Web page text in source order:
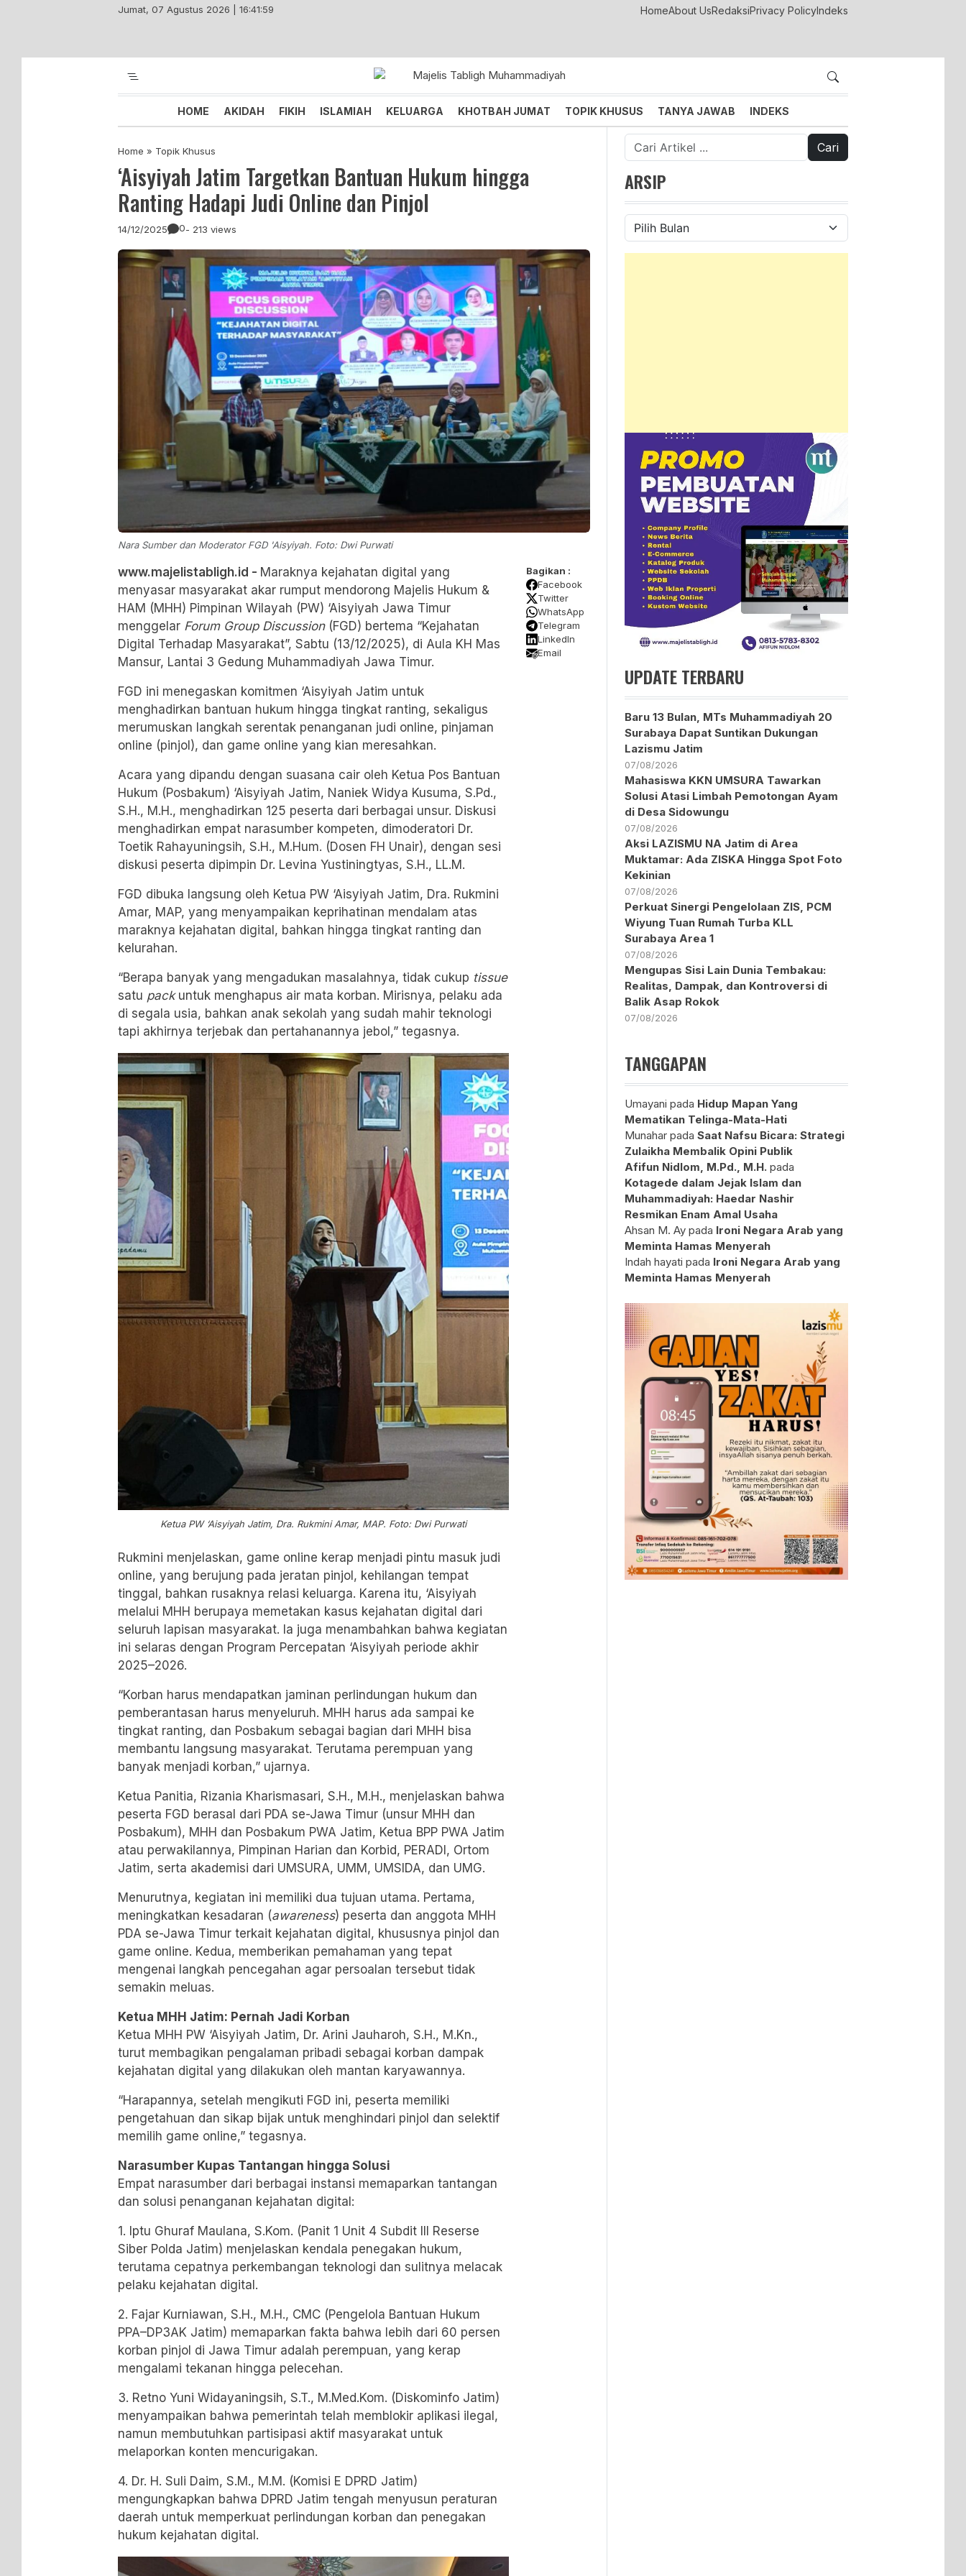
Jumat, 07 Agustus 2026 | 16:42:00 HomeAbout UsRedaksiPrivacy PolicyIndeks
Majelis Tabligh Muhammadiyah
Syiar Dakwah Islam Berkemajuan dan Menggembirakan
HOME AKIDAH FIKIH ISLAMIAH KELUARGA KHOTBAH JUMAT TOPIK KHUSUS TANYA JAWAB INDEKS
Home » Topik Khusus
‘Aisyiyah Jatim Targetkan Bantuan Hukum hingga
Ranting Hadapi Judi Online dan Pinjol
14/12/2025 0- 213 views
Nara Sumber dan Moderator FGD 'Aisyiyah. Foto: Dwi Purwati
www.majelistabligh.id - Maraknya kejahatan digital yang
menyasar masyarakat akar rumput mendorong Majelis Hukum &
HAM (MHH) Pimpinan Wilayah (PW) ‘Aisyiyah Jawa Timur
menggelar Forum Group Discussion(FGD) bertema “Kejahatan
Digital Terhadap Masyarakat”, Sabtu (13/12/2025), di Aula KH Mas
Mansur, Lantai 3 Gedung Muhammadiyah Jawa Timur.
FGD ini menegaskan komitmen ‘Aisyiyah Jatim untuk
menghadirkan bantuan hukum hingga tingkat ranting, sekaligus
merumuskan langkah serentak penanganan judi online, pinjaman
online (pinjol), dan game online yang kian meresahkan.
Acara yang dipandu dengan suasana cair oleh Ketua Pos Bantuan
Hukum (Posbakum) ‘Aisyiyah Jatim, Naniek Widya Kusuma, S.Pd.,
S.H., M.H., menghadirkan 125 peserta dari berbagai unsur. Diskusi
menghadirkan empat narasumber kompeten, dimoderatori Dr.
Toetik Rahayuningsih, S.H., M.Hum. (Dosen FH Unair), dengan sesi
diskusi peserta dipimpin Dr. Levina Yustiningtyas, S.H., LL.M.
FGD dibuka langsung oleh Ketua PW ‘Aisyiyah Jatim, Dra. Rukmini
Amar, MAP, yang menyampaikan keprihatinan mendalam atas
maraknya kejahatan digital, bahkan hingga tingkat ranting dan
kelurahan.
“Berapa banyak yang mengadukan masalahnya, tidak cukup tissue
satu packuntuk menghapus air mata korban. Mirisnya, pelaku ada
di segala usia, bahkan anak sekolah yang sudah mahir teknologi
tapi akhirnya terjebak dan pertahanannya jebol,” tegasnya.
Ketua PW ‘Aisyiyah Jatim, Dra. Rukmini Amar, MAP. Foto: Dwi Purwati
Rukmini menjelaskan, game online kerap menjadi pintu masuk judi
online, yang berujung pada jeratan pinjol, kehilangan tempat
tinggal, bahkan rusaknya relasi keluarga. Karena itu, ‘Aisyiyah
melalui MHH berupaya memetakan kasus kejahatan digital dari
seluruh lapisan masyarakat. Ia juga menambahkan bahwa kegiatan
ini selaras dengan Program Percepatan ‘Aisyiyah periode akhir
2025–2026.
“Korban harus mendapatkan jaminan perlindungan hukum dan
pemberantasan harus menyeluruh. MHH harus ada sampai ke
tingkat ranting, dan Posbakum sebagai bagian dari MHH bisa
membantu langsung masyarakat. Terutama perempuan yang
banyak menjadi korban,” ujarnya.
Ketua Panitia, Rizania Kharismasari, S.H., M.H., menjelaskan bahwa
peserta FGD berasal dari PDA se-Jawa Timur (unsur MHH dan
Posbakum), MHH dan Posbakum PWA Jatim, Ketua BPP PWA Jatim
atau perwakilannya, Pimpinan Harian dan Korbid, PERADI, Ortom
Jatim, serta akademisi dari UMSURA, UMM, UMSIDA, dan UMG.
Menurutnya, kegiatan ini memiliki dua tujuan utama. Pertama,
meningkatkan kesadaran (awareness) peserta dan anggota MHH
PDA se-Jawa Timur terkait kejahatan digital, khususnya pinjol dan
game online. Kedua, memberikan pemahaman yang tepat
mengenai langkah pencegahan agar persoalan tersebut tidak
semakin meluas.
Ketua MHH Jatim: Pernah Jadi Korban
Ketua MHH PW ‘Aisyiyah Jatim, Dr. Arini Jauharoh, S.H., M.Kn.,
turut membagikan pengalaman pribadi sebagai korban dampak
kejahatan digital yang dilakukan oleh mantan karyawannya.
“Harapannya, setelah mengikuti FGD ini, peserta memiliki
pengetahuan dan sikap bijak untuk menghindari pinjol dan selektif
memilih game online,” tegasnya.
Narasumber Kupas Tantangan hingga Solusi
Empat narasumber dari berbagai instansi memaparkan tantangan
dan solusi penanganan kejahatan digital:
1. Iptu Ghuraf Maulana, S.Kom. (Panit 1 Unit 4 Subdit III Reserse
Siber Polda Jatim) menjelaskan kendala penegakan hukum,
terutama cepatnya perkembangan teknologi dan sulitnya melacak
pelaku kejahatan digital.
2. Fajar Kurniawan, S.H., M.H., CMC (Pengelola Bantuan Hukum
PPA–DP3AK Jatim) memaparkan fakta bahwa lebih dari 60 persen
korban pinjol di Jawa Timur adalah perempuan, yang kerap
mengalami tekanan hingga pelecehan.
3. Retno Yuni Widayaningsih, S.T., M.Med.Kom. (Diskominfo Jatim)
menyampaikan bahwa pemerintah telah memblokir aplikasi ilegal,
namun membutuhkan partisipasi aktif masyarakat untuk
melaporkan konten mencurigakan.
4. Dr. H. Suli Daim, S.M., M.M. (Komisi E DPRD Jatim)
mengungkapkan bahwa DPRD Jatim tengah menyusun peraturan
daerah untuk memperkuat perlindungan korban dan penegakan
hukum kejahatan digital.
Bagikan :
Facebook
Twitter
WhatsApp
Telegram
LinkedIn
Email
Cari
untuk:
ARSIP
Arsip
UPDATE TERBARU
Baru 13 Bulan, MTs Muhammadiyah 20
Surabaya Dapat Suntikan Dukungan
Lazismu Jatim
07/08/2026
Mahasiswa KKN UMSURA Tawarkan
Solusi Atasi Limbah Pemotongan Ayam
di Desa Sidowungu
07/08/2026
Aksi LAZISMU NA Jatim di Area
Muktamar: Ada ZISKA Hingga Spot Foto
Kekinian
07/08/2026
Perkuat Sinergi Pengelolaan ZIS, PCM
Wiyung Tuan Rumah Turba KLL
Surabaya Area 1
07/08/2026
Mengupas Sisi Lain Dunia Tembakau:
Realitas, Dampak, dan Kontroversi di
Balik Asap Rokok
07/08/2026
TANGGAPAN
Umayani pada Hidup Mapan Yang
Mematikan Telinga-Mata-Hati
Munahar padaSaat Nafsu Bicara: Strategi
Zulaikha Membalik Opini Publik
Afifun Nidlom, M.Pd., M.H. pada
Kotagede dalam Jejak Islam dan
Muhammadiyah: Haedar Nashir
Resmikan Enam Amal Usaha
Ahsan M. Ay pada Ironi Negara Arab yang
Meminta Hamas Menyerah
Indah hayati pada Ironi Negara Arab yang
Meminta Hamas Menyerah